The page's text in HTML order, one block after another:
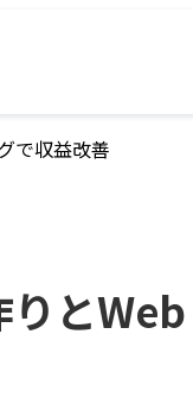
で収益改善
りとWeb